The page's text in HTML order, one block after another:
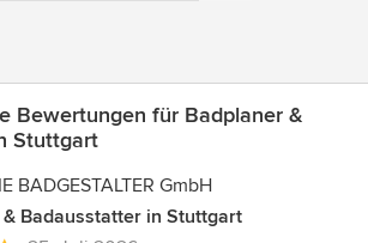
Bewertungen für Badplaner &
Stuttgart
BADGESTALTER GmbH
Badausstatter in Stuttgart